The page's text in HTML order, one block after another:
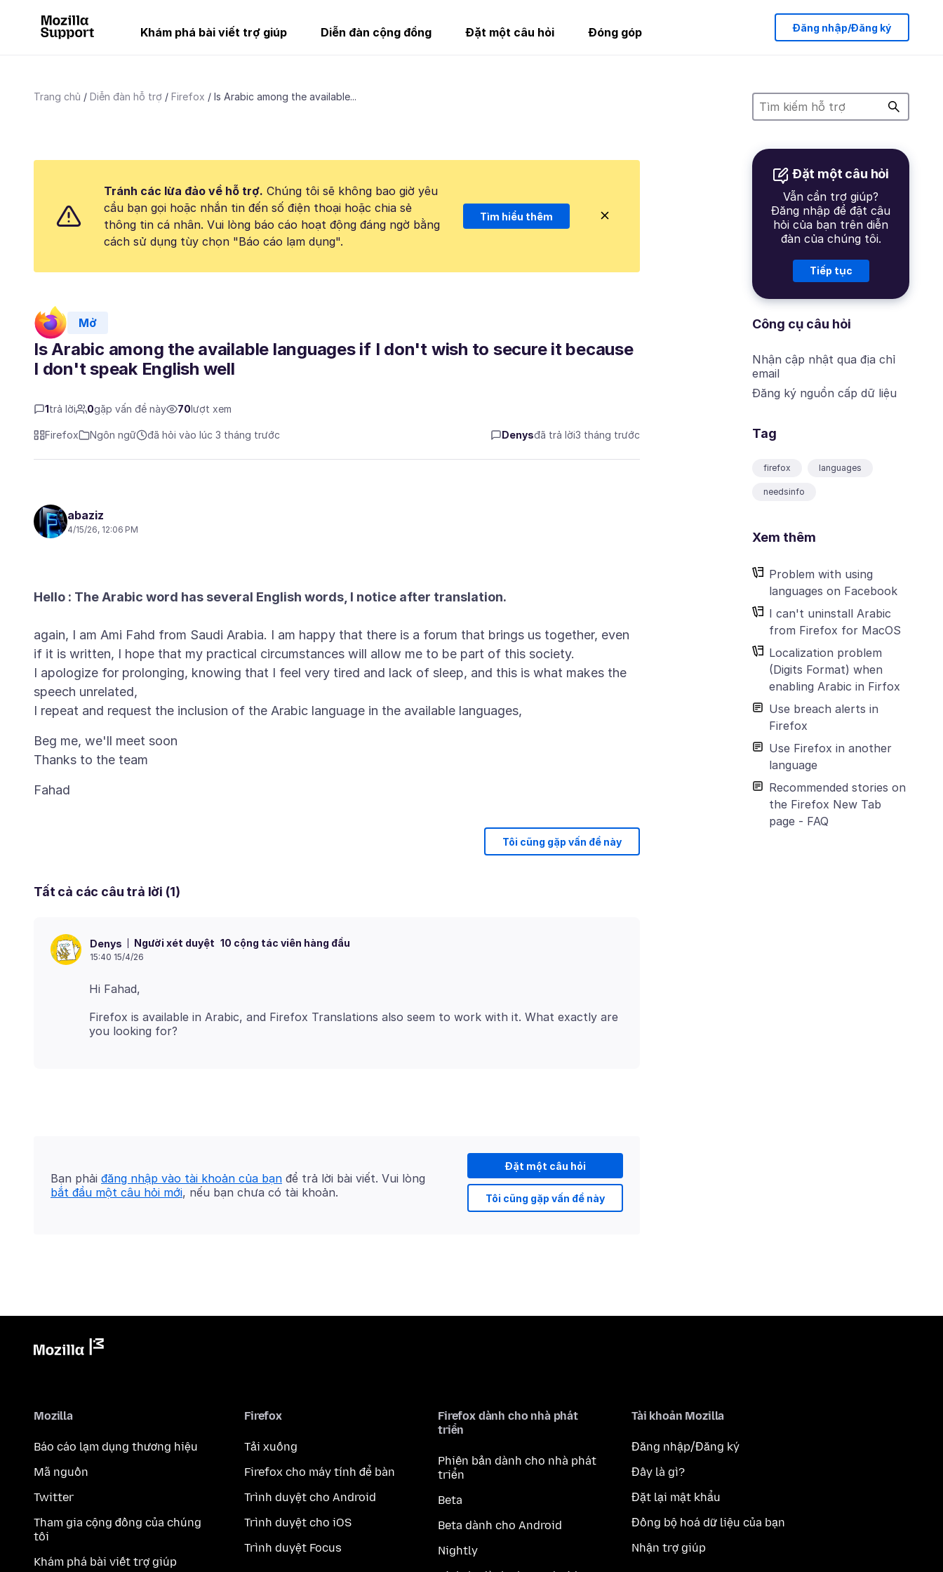
Khám phá bài viết trợ giúp Diễn đàn cộng đồng Đặt một câu hỏi Đóng góp Đăng nhập/Đăng ký
Trang chủ Diễn đàn hỗ trợ Firefox Is Arabic among the available...
Đặt một câu hỏi
Vẫn cần trợ giúp?
Đăng nhập để đặt câu
hỏi của bạn trên diễn
đàn của chúng tôi.
Tiếp tục
Công cụ câu hỏi
Nhận cập nhật qua địa chỉ
email
Đăng ký nguồn cấp dữ liệu
Tag
firefox languages
needsinfo
Xem thêm
Problem with using
languages on Facebook
I can't uninstall Arabic
from Firefox for MacOS
Localization problem
(Digits Format) when
enabling Arabic in Firfox
Use breach alerts in
Firefox
Use Firefox in another
language
Recommended stories on
the Firefox New Tab
page - FAQ
Tránh các lừa đảo về hỗ trợ. Chúng tôi sẽ không bao giờ yêu
cầu bạn gọi hoặc nhắn tin đến số điện thoại hoặc chia sẻ
thông tin cá nhân. Vui lòng báo cáo hoạt động đáng ngờ bằng
cách sử dụng tùy chọn "Báo cáo lạm dụng".
Tìm hiểu thêm
Mở
Is Arabic among the available languages if I don't wish to secure it because
I don't speak English well
1 trả lời 0gặp vấn đề này 70 lượt xem
Firefox Ngôn ngữ đã hỏi vào lúc 3 tháng trước Denysđã trả lời3 tháng trước
abaziz
4/15/26, 12:06 PM
again, I am Ami Fahd from Saudi Arabia. I am happy that there is a forum that brings us together, even
if it is written, I hope that my practical circumstances will allow me to be part of this society.
I apologize for prolonging, knowing that I feel very tired and lack of sleep, and this is what makes the
speech unrelated,
Beg me, we'll meet soon
Tôi cũng gặp vấn đề này
Tất cả các câu trả lời (1)
Denys Người xét duyệt 10 cộng tác viên hàng đầu
15:40 15/4/26
Firefox is available in Arabic, and Firefox Translations also seem to work with it. What exactly are
Đặt một câu hỏi
Tôi cũng gặp vấn đề này
Bạn phải đăng nhập vào tài khoản của bạn để trả lời bài viết. Vui lòng
bắt đầu một câu hỏi mới, nếu bạn chưa có tài khoản.
Mozilla
Báo cáo lạm dụng thương hiệu
Mã nguồn
Twitter
Tham gia cộng đồng của chúng
tôi
Khám phá bài viết trợ giúp
Firefox
Tải xuống
Firefox cho máy tính để bàn
Trình duyệt cho Android
Trình duyệt cho iOS
Trình duyệt Focus
Firefox dành cho nhà phát
triển
Phiên bản dành cho nhà phát
triển
Beta
Beta dành cho Android
Nightly
Tài khoản Mozilla
Đăng nhập/Đăng ký
Đây là gì?
Đặt lại mật khẩu
Đồng bộ hoá dữ liệu của bạn
Nhận trợ giúp